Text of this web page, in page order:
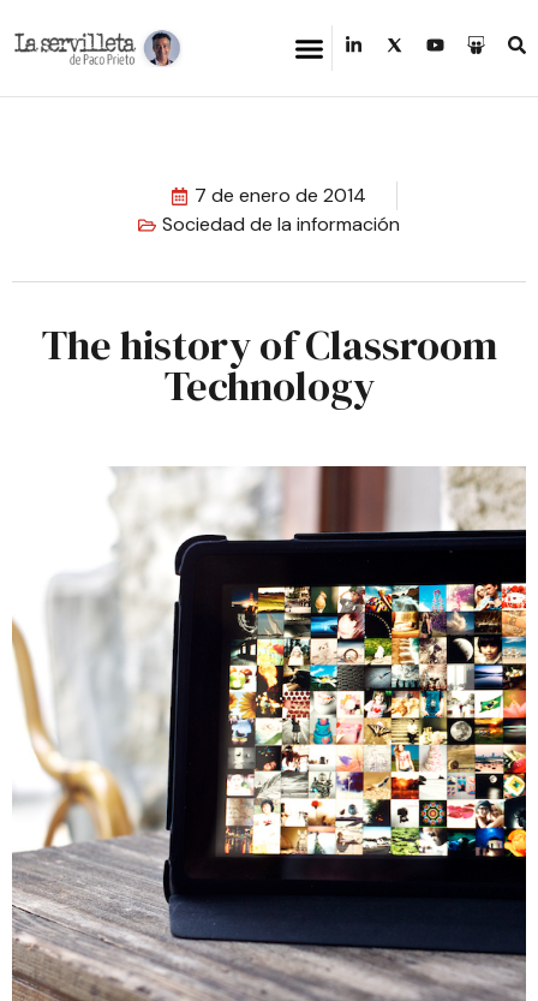
7 de enero de 2014
Sociedad de la información
The history of Classroom
Technology